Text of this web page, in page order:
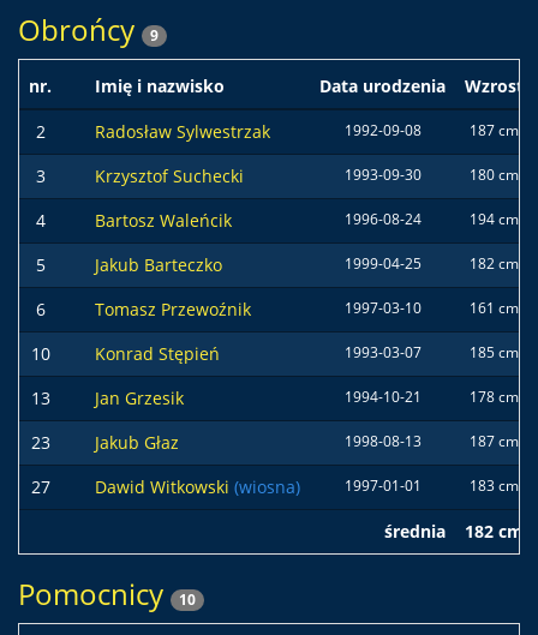
Obrońcy 9
nr. Imię i nazwisko Data urodzenia
Wzrost
2
Radosław Sylwestrzak 1992-09-08 187 cm
3 Krzysztof Suchecki 1993-09-30 180 cm
4 Bartosz Waleńcik 1996-08-24 194 cm
5 Jakub Barteczko 1999-04-25 182 cm
6 Tomasz Przewoźnik 1997-03-10 161 cm
10 Konrad Stępień 1993-03-07 185 cm
13 Jan Grzesik 1994-10-21 178 cm
23 Jakub Głaz 1998-08-13 187 cm
27 Dawid Witkowski (wiosna) 1997-01-01 183 cm
średnia 182 cm
Pomocnicy 10